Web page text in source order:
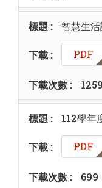
智慧生
PDF
1259
112學年
PDF
699